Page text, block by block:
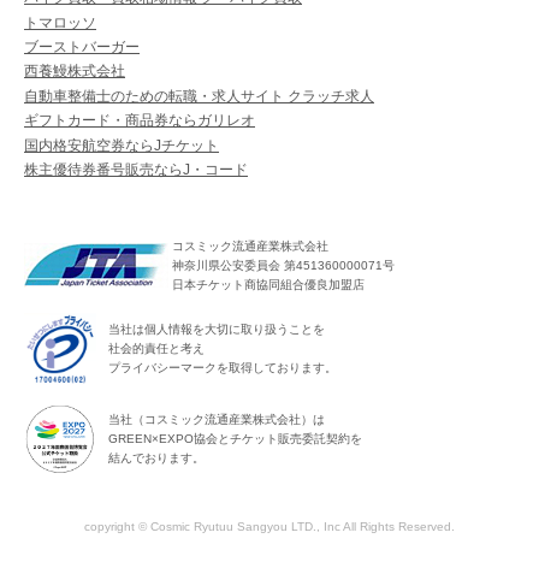
トマロッソ
ブーストバーガー
西養鰻株式会社
自動車整備士のための転職・求人サイト クラッチ求人
ギフトカード・商品券ならガリレオ
国内格安航空券ならJチケット
株主優待券番号販売ならJ・コード
コスミック流通産業株式会社
神奈川県公安委員会 第451360000071号
日本チケット商協同組合優良加盟店
当社は個人情報を大切に取り扱うことを
社会的責任と考え
プライバシーマークを取得しております。
当社（コスミック流通産業株式会社）は
GREEN×EXPO協会とチケット販売委託契約を
結んでおります。
copyright © Cosmic Ryutuu Sangyou LTD., Inc All Rights Reserved.